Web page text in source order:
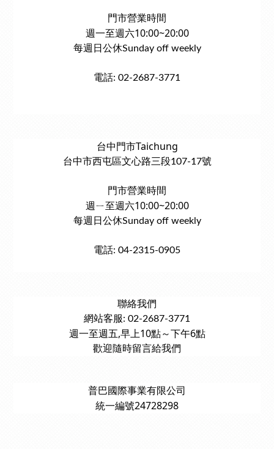
門市營業時間
週一至週六10:00~20:00
每週日公休Sunday off weekly
電話: 02-2687-3771
台中門市Taichung
台中市西屯區文心路三段107-17號
門市營業時間
週ㄧ至週六10:00~20:00
每週日公休Sunday off weekly
電話: 04-2315-0905
聯絡我們
網站客服: 02-2687-3771
週一至週五,早上10點～下午6點
歡迎隨時留言給我們
普巴國際事業有限公司
統一編號24728298